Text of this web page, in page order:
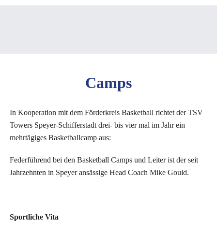
Camps
In Kooperation mit dem Förderkreis Basketball richtet der TSV
Towers Speyer-Schifferstadt drei- bis vier mal im Jahr ein
mehrtägiges Basketballcamp aus:
Federführend bei den Basketball Camps und Leiter ist der seit
Jahrzehnten in Speyer ansässige Head Coach Mike Gould.
Sportliche Vita